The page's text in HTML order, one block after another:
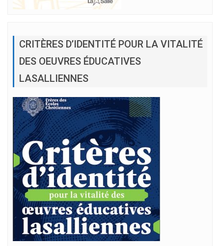
CRITÈRES D’IDENTITÉ POUR LA VITALITÉ
DES OEUVRES ÉDUCATIVES
LASALLIENNES